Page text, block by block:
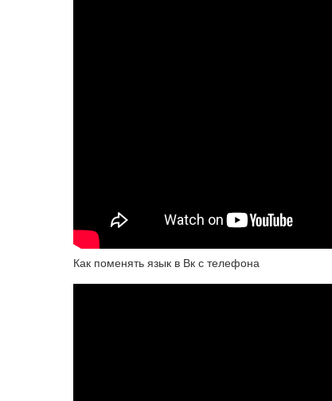
Как поменять язык в Вк с телефона